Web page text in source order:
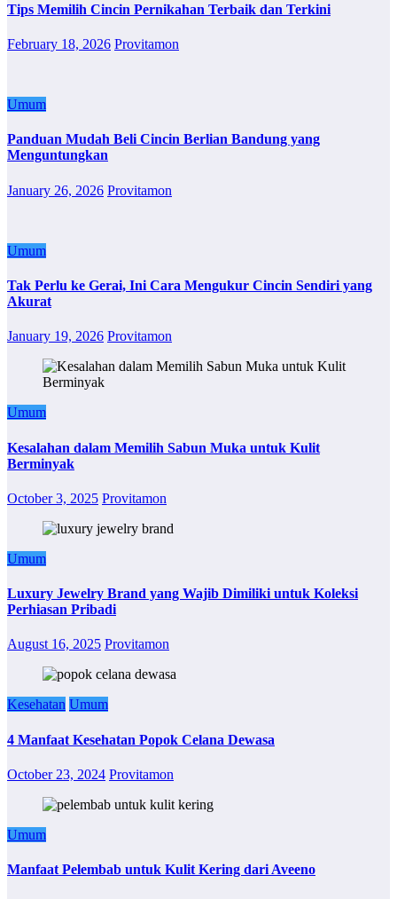
Tips Memilih Cincin Pernikahan Terbaik dan Terkini
February 18, 2026 Provitamon
Umum
Panduan Mudah Beli Cincin Berlian Bandung yang
Menguntungkan
January 26, 2026 Provitamon
Umum
Tak Perlu ke Gerai, Ini Cara Mengukur Cincin Sendiri yang
Akurat
January 19, 2026 Provitamon
Umum
Kesalahan dalam Memilih Sabun Muka untuk Kulit
Berminyak
October 3, 2025 Provitamon
Umum
Luxury Jewelry Brand yang Wajib Dimiliki untuk Koleksi
Perhiasan Pribadi
August 16, 2025 Provitamon
Kesehatan Umum
4 Manfaat Kesehatan Popok Celana Dewasa
October 23, 2024 Provitamon
Umum
Manfaat Pelembab untuk Kulit Kering dari Aveeno